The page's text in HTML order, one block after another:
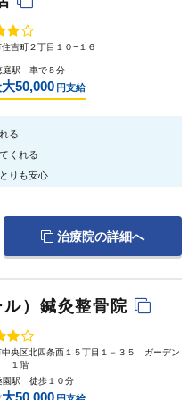
吉町２丁目１０−１６
駅 車で５分
50,000 円支給
る
くれる
りも安心
治療院の詳細へ
）鍼灸整骨院
中央区北四条西１５丁目１－３５ ガーデン
１階
駅 徒歩１０分